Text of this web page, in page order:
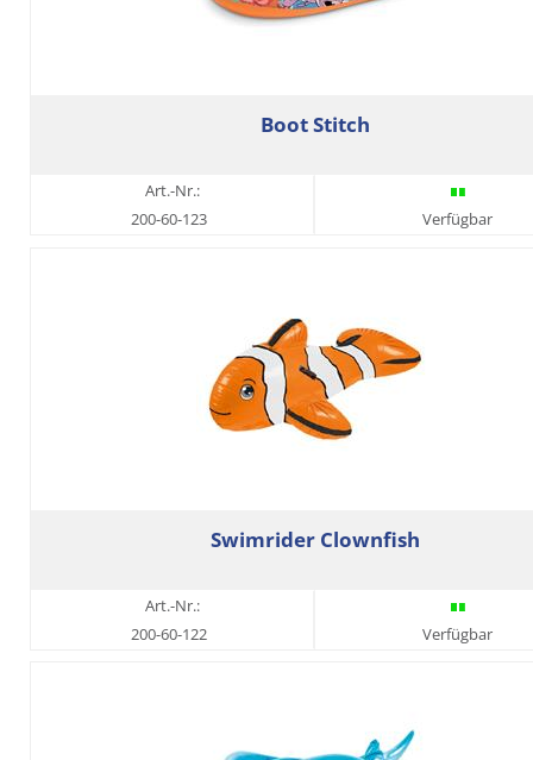
Boot Stitch
Art.-Nr.:
200-60-123
Verfügbar
Swimrider Clownfish
Art.-Nr.:
200-60-122
Verfügbar